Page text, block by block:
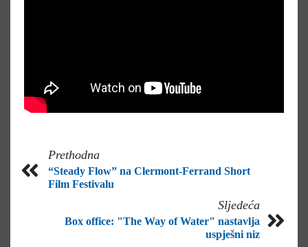
Prethodna
“Steady Flow” na Clermont-Ferrand Short
Film Festivalu
Sljedeća
Box office: "The Way of Water" nastavlja
uspješni niz